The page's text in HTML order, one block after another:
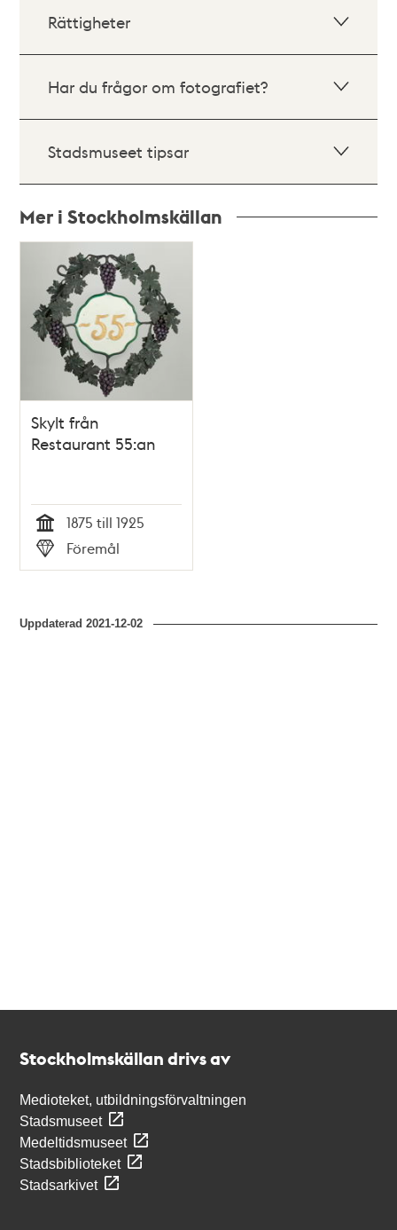
Rättigheter
Har du frågor om fotografiet?
Stadsmuseet tipsar
Mer i Stockholmskällan
Relaterade
poster
teman
Skylt från
Restaurant 55:an
Tid
1875 till 1925
Typ
Föremål
Uppdaterad2021-12-02
Stockholmskällan drivs av
Medioteket, utbildningsförvaltningen
Stadsmuseet
Medeltidsmuseet
Stadsbiblioteket
Stadsarkivet